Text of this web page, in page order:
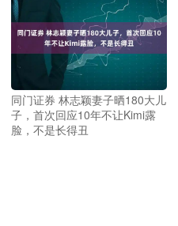
同门证券 林志颖妻子晒180大儿
子，首次回应10年不让Kimi露
脸，不是长得丑